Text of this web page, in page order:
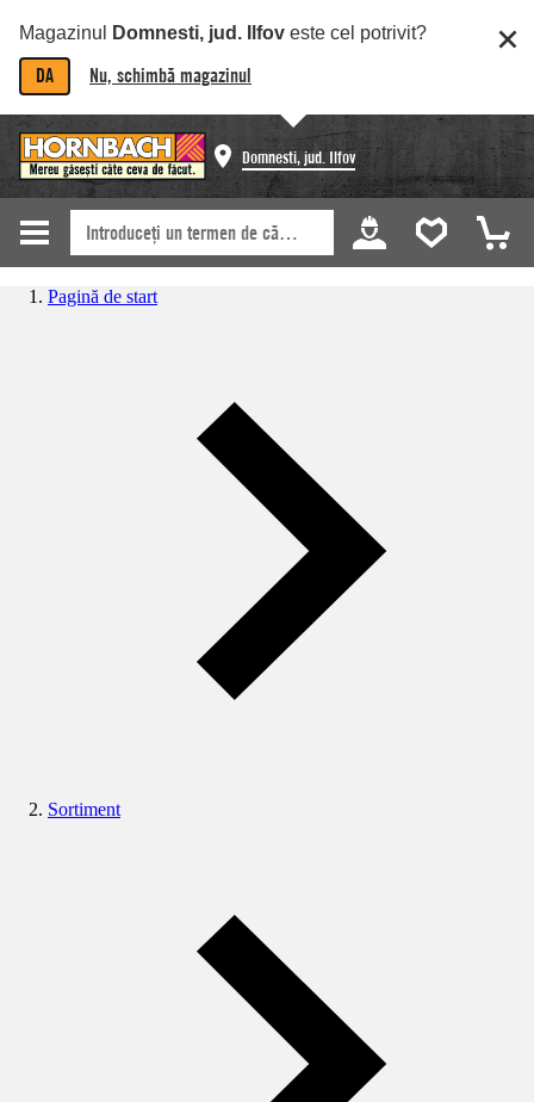
Magazinul Domnesti, jud. Ilfov este cel potrivit?
DA Nu, schimbă magazinul
Domnesti, jud. Ilfov
Pagină de start
Sortiment